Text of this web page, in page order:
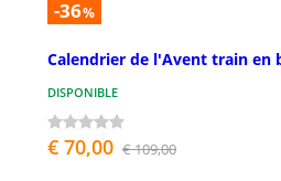
-36%
Calendrier de l'Avent train en
DISPONIBLE
€ 70,00 € 109,00